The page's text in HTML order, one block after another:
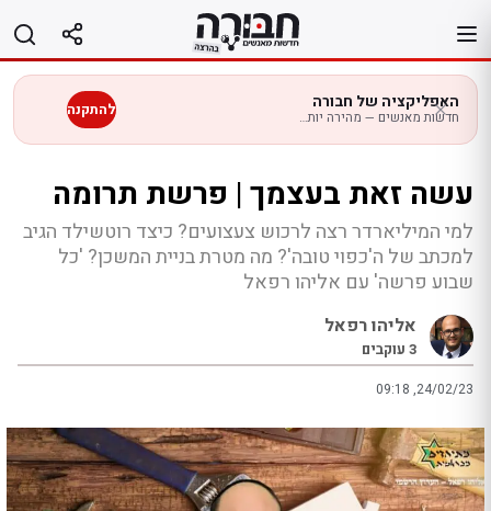
לתוכן
האפליקציה של חבורה
חדשות מאנשים — מהירה יותר בנייד להתקנה
עשה זאת בעצמך | פרשת תרומה
למי המיליארדר רצה לרכוש צעצועים? כיצד רוטשילד הגיב
למכתב של ה'כפוי טובה'? מה מטרת בניית המשכן? 'כל
שבוע פרשה' עם אליהו רפאל
אליהו רפאל
3 עוקבים
09:18 ,24/02/23